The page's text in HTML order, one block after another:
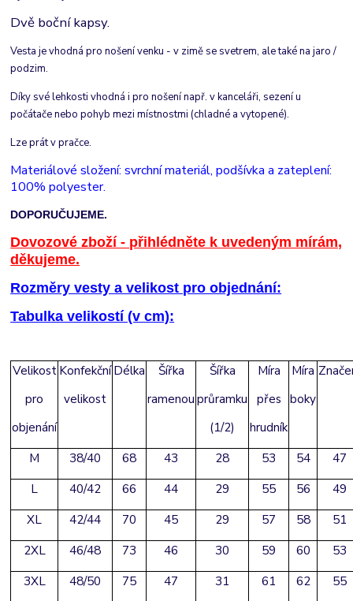
Dvě boční kapsy.
Vesta je vhodná pro nošení venku - v zimě se svetrem, ale také na jaro /
podzim.
Díky své lehkosti vhodná i pro nošení např. v kanceláři, sezení u
počátače nebo pohyb mezi místnostmi (chladné a vytopené).
Lze prát v pračce.
Materiálové složení: svrchní materiál, podšívka a zateplení:
100% polyester.
DOPORUČUJEME.
Dovozové zboží - přihlédněte k uvedeným mírám,
děkujeme.
Rozměry vesty a velikost pro objednání:
Tabulka velikostí (v cm):
Velikost
pro
objenání
Konfekční
velikost
Délka
Šířka
ramenou
Šířka
průramku
(1/2)
Míra
přes
hrudník
Míra
boky
M 38/40 68 43 28 53 54
47
L
40/42 66 44 29 55 56
49
XL
42/44 70 45 29 57 58
51
2XL
46/48 73 46 30 59 60
53
3XL
48/50 75 47 31 61 62 55